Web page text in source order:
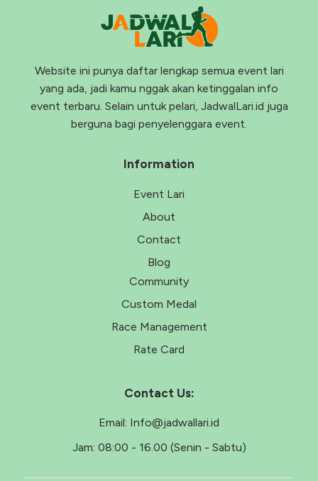
Website ini punya daftar lengkap semua event lari
yang ada, jadi kamu nggak akan ketinggalan info
event terbaru. Selain untuk pelari, JadwalLari.id juga
berguna bagi penyelenggara event.
Information
Event Lari
About
Contact
Blog
Community
Custom Medal
Race Management
Rate Card
Contact Us:
Email: Info@jadwallari.id
Jam: 08:00 - 16.00 (Senin - Sabtu)